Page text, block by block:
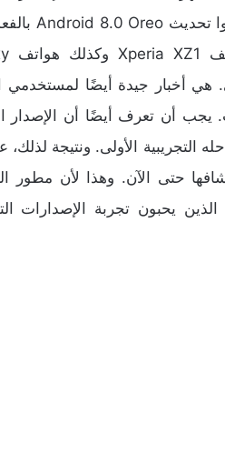
تحديث Android 8.0 Oreo
هي أخبار جيدة أيضًا لمستخدمي
يجب أن تعرف أيضًا أن الإصدار
التجريبية الأولى. ونتيجة
حتى الآن. وهذا لأن مطور
الذين يحبون تجربة الإصدارات